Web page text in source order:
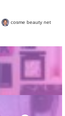
cosme beauty net